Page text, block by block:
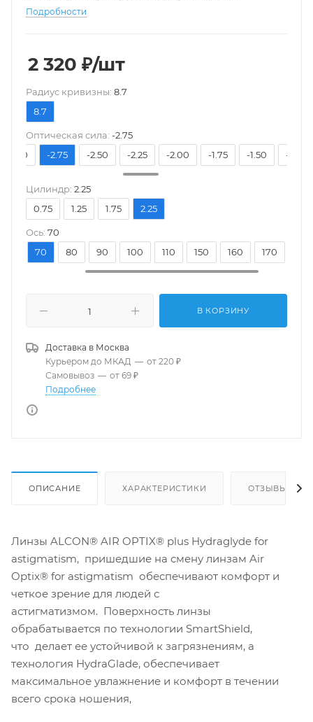
Подробности
2 320 ₽/шт
Pадиус кривизны: 8.7
8.7
Оптическая сила: -2.75
-3.00
-2.75 -2.50 -2.25 -2.00 -1.75 -1.50 -1.25
Цилиндр: 2.25
0.75
1.25 1.75 2.25
Ось: 70
70 80 90 100 110 150 160 170
В КОРЗИНУ
Доставка в Москва
Курьером до МКАД — от 220 ₽
Самовывоз — от 69 ₽
Подробнее
ОПИСАНИЕ ХАРАКТЕРИСТИКИ ОТЗЫВЫ
Линзы ALCON® AIR OPTIX® plus Hydraglyde for
astigmatism, пришедшие на смену линзам Air
Optix® for astigmatism обеспечивают комфорт и
четкое зрение для людей с
астигматизмом. Поверхность линзы
обрабатывается по технологии SmartShield,
что делает ее устойчивой к загрязнениям, а
технология HydraGlade, обеспечивает
максимальное увлажнение и комфорт в течении
всего срока ношения,